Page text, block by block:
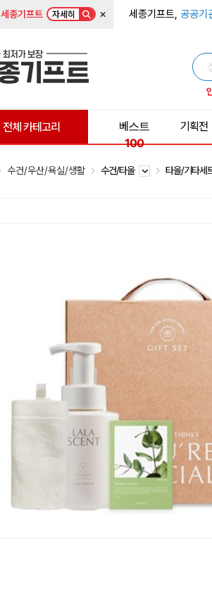
세종기프트 자세히 × 세종기프트, 공공기
전체 카테고리
베스트
100
기획전
수건/우산/욕실/생활 수건/타올 타올/기타